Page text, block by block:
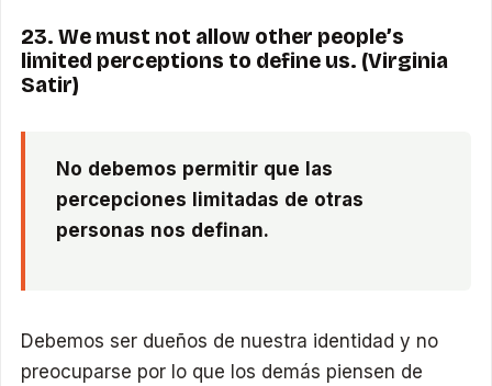
23. We must not allow other people’s
limited perceptions to define us. (Virginia
Satir)
No debemos permitir que las
percepciones limitadas de otras
personas nos definan.
Debemos ser dueños de nuestra identidad y no
preocuparse por lo que los demás piensen de